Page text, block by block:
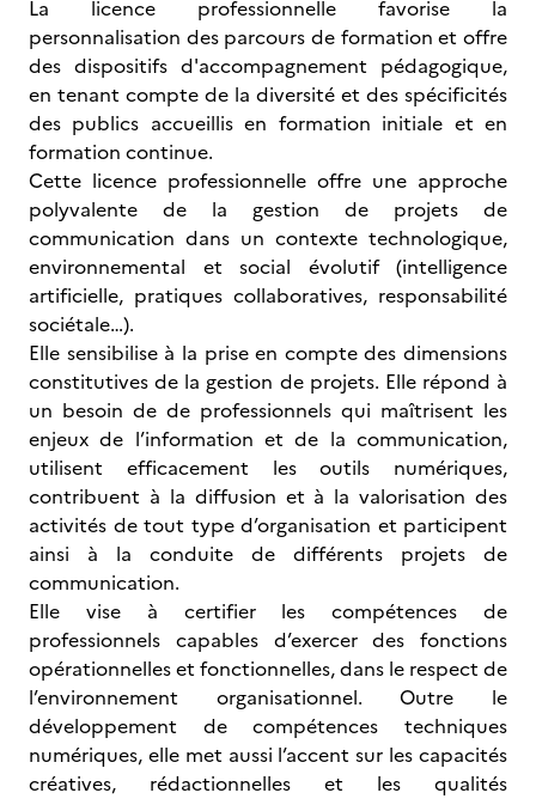
La licence professionnelle favorise la
personnalisation des parcours de formation et offre
des dispositifs d'accompagnement pédagogique,
en tenant compte de la diversité et des spécificités
des publics accueillis en formation initiale et en
formation continue.
Cette licence professionnelle offre une approche
polyvalente de la gestion de projets de
communication dans un contexte technologique,
environnemental et social évolutif (intelligence
artificielle, pratiques collaboratives, responsabilité
sociétale…).
Elle sensibilise à la prise en compte des dimensions
constitutives de la gestion de projets. Elle répond à
un besoin de de professionnels qui maîtrisent les
enjeux de l’information et de la communication,
utilisent efficacement les outils numériques,
contribuent à la diffusion et à la valorisation des
activités de tout type d’organisation et participent
ainsi à la conduite de différents projets de
communication.
Elle vise à certifier les compétences de
professionnels capables d’exercer des fonctions
opérationnelles et fonctionnelles, dans le respect de
l’environnement organisationnel. Outre le
développement de compétences techniques
numériques, elle met aussi l’accent sur les capacités
créatives, rédactionnelles et les qualités